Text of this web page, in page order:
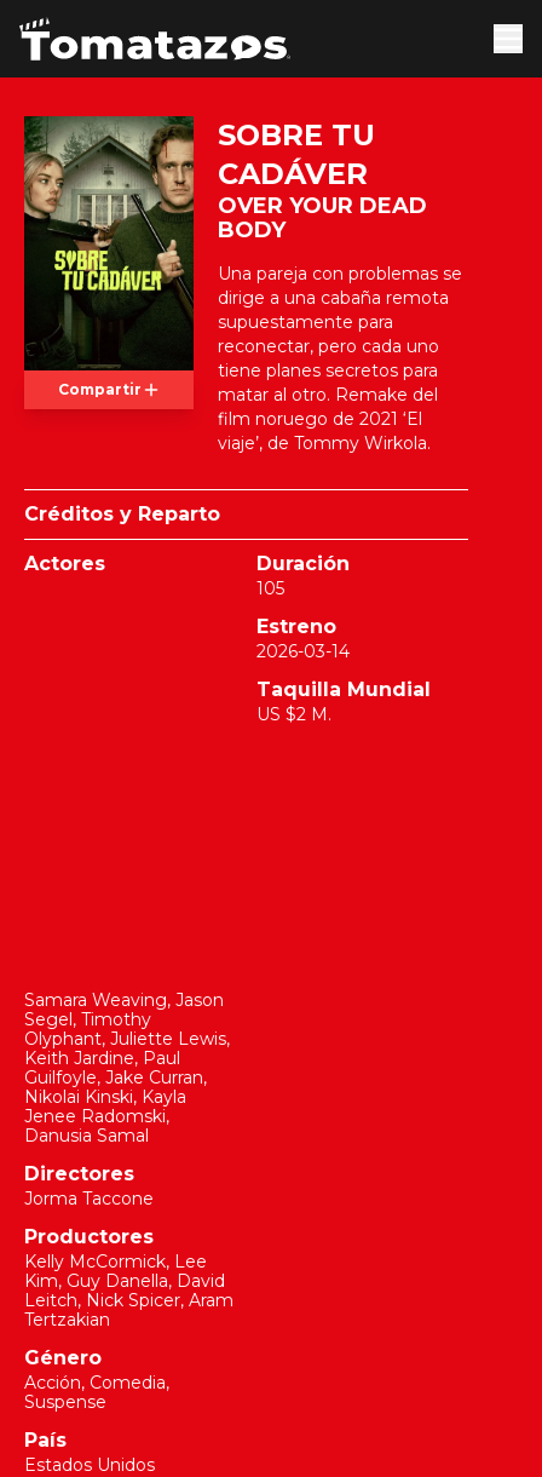
Compartir
SOBRE TU
CADÁVER
OVER YOUR DEAD
BODY
Una pareja con problemas se
dirige a una cabaña remota
supuestamente para
reconectar, pero cada uno
tiene planes secretos para
matar al otro. Remake del
film noruego de 2021 ‘El
viaje’, de Tommy Wirkola.
Créditos y Reparto
Actores
Samara Weaving, Jason
Segel, Timothy
Olyphant, Juliette Lewis,
Keith Jardine, Paul
Guilfoyle, Jake Curran,
Nikolai Kinski, Kayla
Jenee Radomski,
Danusia Samal
Directores
Jorma Taccone
Productores
Kelly McCormick, Lee
Kim, Guy Danella, David
Leitch, Nick Spicer, Aram
Tertzakian
Género
Acción, Comedia,
Suspense
País
Estados Unidos
Duración
105
Estreno
2026-03-14
Taquilla Mundial
US $2 M.